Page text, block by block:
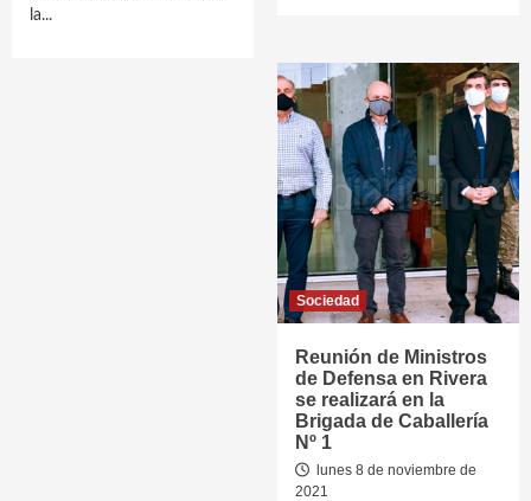
la...
Sociedad
Reunión de Ministros
de Defensa en Rivera
se realizará en la
Brigada de Caballería
Nº 1
lunes 8 de noviembre de
2021